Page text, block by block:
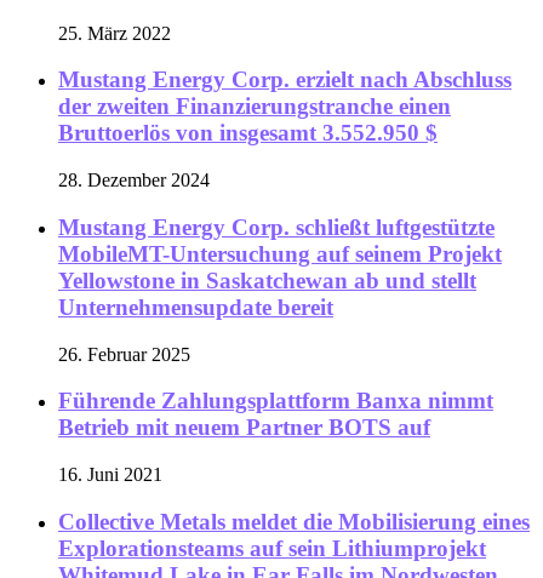
25. März 2022
Mustang Energy Corp. erzielt nach Abschluss
der zweiten Finanzierungstranche einen
Bruttoerlös von insgesamt 3.552.950 $
28. Dezember 2024
Mustang Energy Corp. schließt luftgestützte
MobileMT-Untersuchung auf seinem Projekt
Yellowstone in Saskatchewan ab und stellt
Unternehmensupdate bereit
26. Februar 2025
Führende Zahlungsplattform Banxa nimmt
Betrieb mit neuem Partner BOTS auf
16. Juni 2021
Collective Metals meldet die Mobilisierung eines
Explorationsteams auf sein Lithiumprojekt